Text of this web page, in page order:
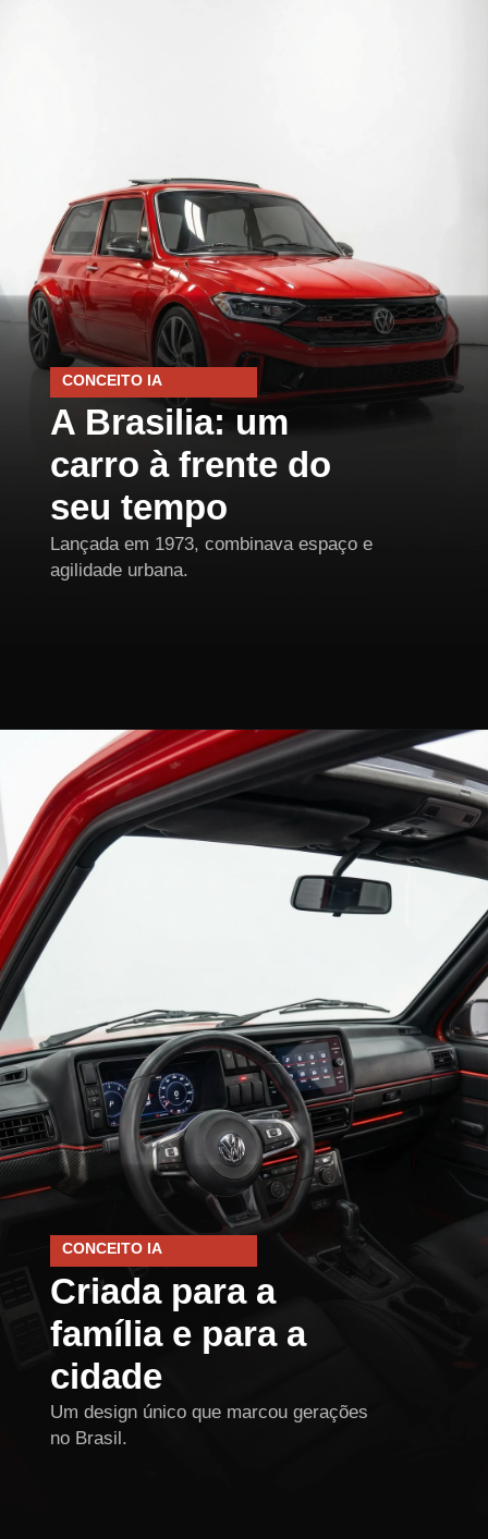
CONCEITO IA
A Brasilia: um
carro à frente do
seu tempo
Lançada em 1973, combinava espaço e
agilidade urbana.
CONCEITO IA
Criada para a
família e para a
cidade
Um design único que marcou gerações
no Brasil.